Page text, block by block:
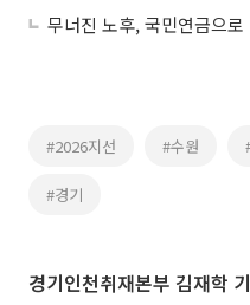
무너진 노후, 국민연금으
#2026지선 #수원
#경기
경기인천취재본부 김재학